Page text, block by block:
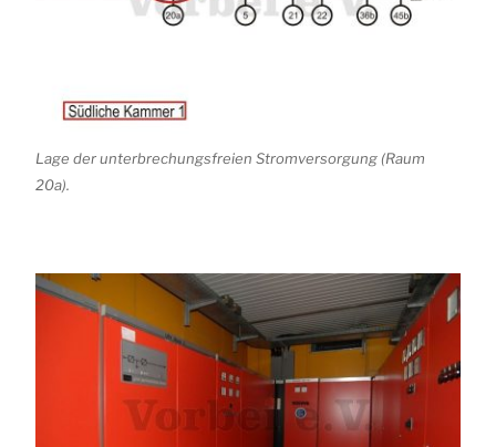
Lage der unterbrechungsfreien Stromversorgung (Raum
20a).